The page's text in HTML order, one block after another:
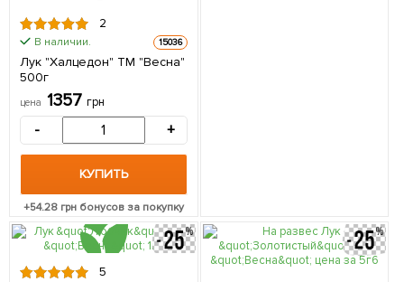
2
В наличии. 15036
Лук "Халцедон" ТМ "Весна"
500г
цена 1357 грн
- +
КУПИТЬ
+54.28грн бонусов за покупку
5